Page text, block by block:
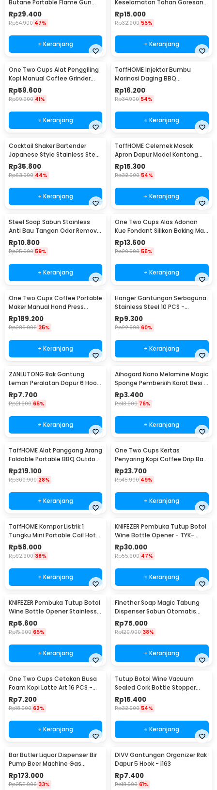
Butane Portable Flame Gun
Adjustable - 807
Rp29.400
Rp54.900 47%
+ Keranjang
Keselamatan Tahan Goresan
Pisau - EN388
Rp15.000
Rp32.900 55%
+ Keranjang
One Two Cups Alat Penggiling
Kopi Manual Coffee Grinder
Portable - WFCG9800
Rp59.600
Rp99.900 41%
+ Keranjang
TaffHOME Injektor Bumbu
Marinasi Daging BBQ
Seasoning Injector - HC117
Rp16.200
Rp34.900 54%
+ Keranjang
Cocktail Shaker Bartender
Japanese Style Stainless Steel
200ml
Rp35.800
Rp63.900 44%
+ Keranjang
TaffHOME Celemek Masak
Apron Dapur Model Kantong
Pola Spatula - JJ41
Rp15.300
Rp32.900 54%
+ Keranjang
Steel Soap Sabun Stainless
Anti Bau Tangan Odor Remove
- HW071
Rp10.800
Rp25.900 59%
+ Keranjang
One Two Cups Alas Adonan
Kue Fondant Silikon Baking Mat
Anti Slip - JJ3873
Rp13.600
Rp29.900 55%
+ Keranjang
One Two Cups Coffee Portable
Maker Manual Hand Press
Espresso 300ml - T35066
Rp189.200
Rp286.900 35%
+ Keranjang
Hanger Gantungan Serbaguna
Stainless Steel 10 PCS -
M127105
Rp9.300
Rp22.900 60%
+ Keranjang
ZANLUTONG Rak Gantung
Lemari Peralatan Dapur 6 Hook
Besi - 2137
Rp7.700
Rp21.900 65%
+ Keranjang
Aihogard Nano Melamine Magic
Sponge Pembersih Karat Besi -
CW62
Rp3.400
Rp13.900 76%
+ Keranjang
TaffHOME Alat Panggang Arang
Foldable Portable BBQ Outdoor
Grill Stove - HWSK77
Rp219.100
Rp300.900 28%
+ Keranjang
One Two Cups Kertas
Penyaring Kopi Coffee Drip Bag
Paper Filter 50PCS - T111
Rp23.700
Rp45.900 49%
+ Keranjang
TaffHOME Kompor Listrik 1
Tungku Mini Portable Coil Hot
Plate 500W - C1-1000-03
Rp58.000
Rp92.900 38%
+ Keranjang
KNIFEZER Pembuka Tutup Botol
Wine Bottle Opener - TYK-
074B
Rp30.000
Rp55.900 47%
+ Keranjang
KNIFEZER Pembuka Tutup Botol
Wine Bottle Opener Stainless
Steel - WS01
Rp5.600
Rp15.900 65%
+ Keranjang
Finether Soap Magic Tabung
Dispenser Sabun Otomatis
400ml - AD-03
Rp75.000
Rp120.900 38%
+ Keranjang
One Two Cups Cetakan Busa
Foam Kopi Latte Art 16 PCS -
JJYE01
Rp7.200
Rp18.900 62%
+ Keranjang
Tutup Botol Wine Vacuum
Sealed Cork Bottle Stopper
Stainless Steel - G94529
Rp15.400
Rp32.900 54%
+ Keranjang
Bar Butler Liquor Dispenser Bir
Pump Beer Machine Gas
Station 900ml - P-36
Rp173.000
Rp255.900 33%
DIVV Gantungan Organizer Rak
Dapur 5 Hook - I163
Rp7.400
Rp18.900 61%